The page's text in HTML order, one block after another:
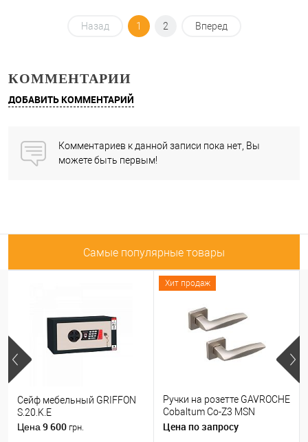
Назад 1 2 Вперед
КОММЕНТАРИИ
ДОБАВИТЬ КОММЕНТАРИЙ
Комментариев к данной записи пока нет, Вы
можете быть первым!
Самые популярные товары
Сейф мебельный GRIFFON
S.20.K.E
Цена 9 600 грн.
Хит продаж
Ручки на розетте GAVROCHE
Cobaltum Co-Z3 MSN
матовый никель
Цена по запросу